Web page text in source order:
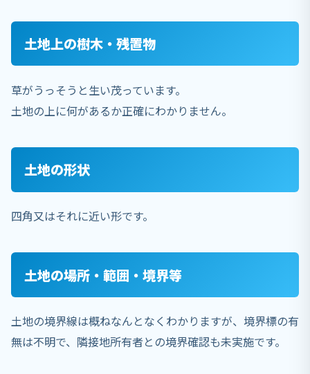
土地上の樹木・残置物
草がうっそうと生い茂っています。
土地の上に何があるか正確にわかりません。
土地の形状
四角又はそれに近い形です。
土地の場所・範囲・境界等
土地の境界線は概ねなんとなくわかりますが、境界標の有
無は不明で、隣接地所有者との境界確認も未実施です。